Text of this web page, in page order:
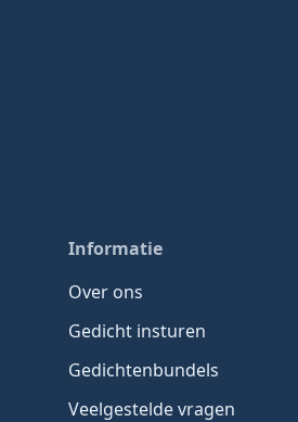
Informatie
Over ons
Gedicht insturen
Gedichtenbundels
Veelgestelde vragen